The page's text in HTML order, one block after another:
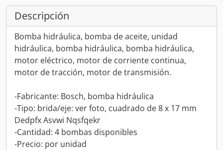
Descripción
Bomba hidráulica, bomba de aceite, unidad
hidráulica, bomba hidráulica, bomba hidráulica,
motor eléctrico, motor de corriente continua,
motor de tracción, motor de transmisión.
-Fabricante: Bosch, bomba hidráulica
-Tipo: brida/eje: ver foto, cuadrado de 8 x 17 mm
Dedpfx Asvwi Nqsfqekr
-Cantidad: 4 bombas disponibles
-Precio: por unidad